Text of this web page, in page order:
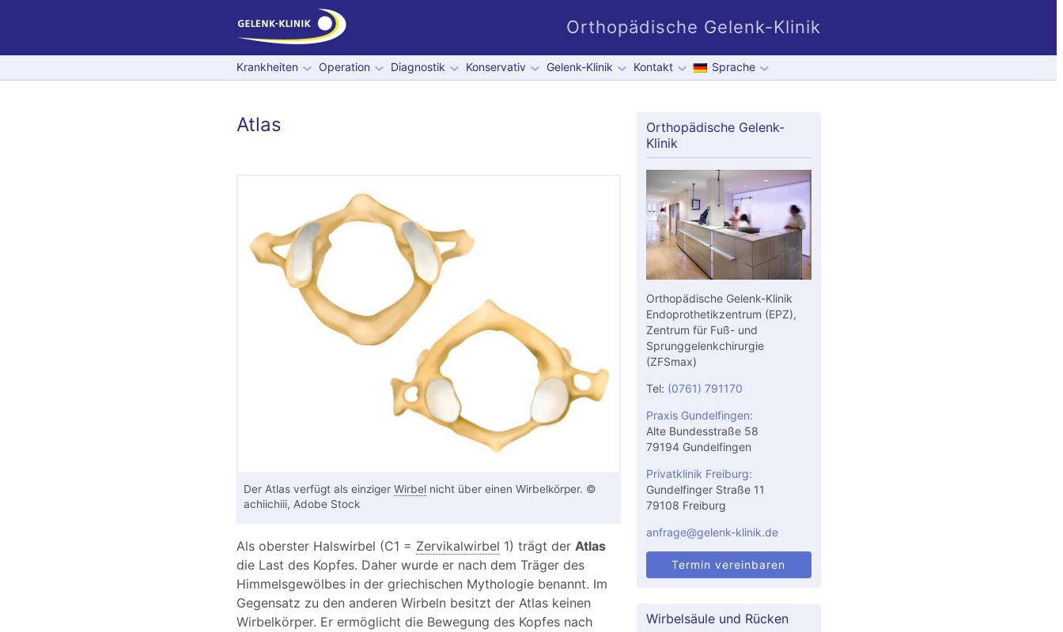
Orthopädische Gelenk-Klinik
Krankheiten Operation Diagnostik Konservativ Gelenk-Klinik Kontakt Sprache
Atlas
Der Atlas verfügt als einziger Wirbelnicht über einen Wirbelkörper. ©
achiichiii, Adobe Stock
Als oberster Halswirbel (C1 = Zervikalwirbel 1) trägt der Atlas
die Last des Kopfes. Daher wurde er nach dem Träger des
Himmelsgewölbes in der griechischen Mythologie benannt. Im
Gegensatz zu den anderen Wirbeln besitzt der Atlas keinen
Wirbelkörper. Er ermöglicht die Bewegung des Kopfes nach
Orthopädische Gelenk-
Klinik
Orthopädische Gelenk-Klinik
Endoprothetikzentrum (EPZ),
Zentrum für Fuß- und
Sprunggelenkchirurgie
(ZFSmax)
Tel: (0761) 791170
Praxis Gundelfingen:
Alte Bundesstraße 58
79194 Gundelfingen
Privatklinik Freiburg:
Gundelfinger Straße 11
79108 Freiburg
anfrage@gelenk-klinik.de
Termin vereinbaren
Wirbelsäule und Rücken